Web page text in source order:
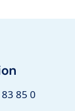
85 0